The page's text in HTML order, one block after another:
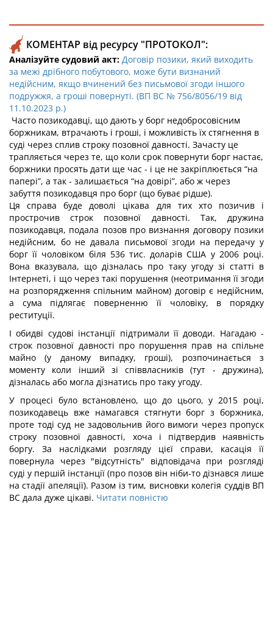
КОМЕНТАР від ресурсу "ПРОТОКОЛ":
Аналізуйте судовий акт: Договір позики, який виходить
за межі дрібного побутового, може бути визнаний
недійсним, якщо вчинений без письмової згоди іншого
подружжя, а гроші повернуті. (ВП ВС № 756/8056/19 від
11.10.2023 р.)
Часто позикодавці, що дають у борг недобросовісним
боржникам, втрачають і гроші, і можливість їх стягнення в
суді через сплив строку позовної давності. Зачасту це
трапляється через те, що коли срок повернути борг настає,
боржники просять дати ще час - і це не закріплюється “на
папері”, а так - залишається “на довірі”, або ж через
забуття позикодавця про борг (що буває рідше).
Ця справа буде доволі цікава для тих хто позичив і
прострочив строк позовної давності. Так, дружина
позикодавця, подала позов про визнання договору позики
недійсним, бо не давала письмової згоди на передачу у
борг її чоловіком біля 536 тис. доларів США у 2006 році.
Вона вказувала, що дізналась про таку угоду зі статті в
Інтернеті, і що через такі порушення (неотримання її згоди
на розпорядження спільним майном) договір є недійсним,
а сума підлягає поверненню її чоловіку, в порядку
реституції.
І обидві судові інстанції підтримали її доводи. Нагадаю -
строк позовної давності про порушення прав на спільне
майно (у даному випадку, гроші), розпочинається з
моменту коли інший зі співвласників (тут - дружина),
дізналась або могла дізнатись про таку угоду.
У процесі було встановлено, що до цього, у 2015 році,
позикодавець вже намагався стягнути борг з боржника,
проте тоді суд не задовольнив його вимоги через пропуск
строку позовної давності, хоча і підтвердив наявність
боргу. За наслідками розгляду цієї справи, касація її
повернула через "відсутність" відповідача при розгляді
суді у першій інстанції (про позов він ніби-то дізнався лише
на стадії апеляції). Разом із тим, висновки колегія суддів ВП
ВС дала дуже цікаві. Читати повністю